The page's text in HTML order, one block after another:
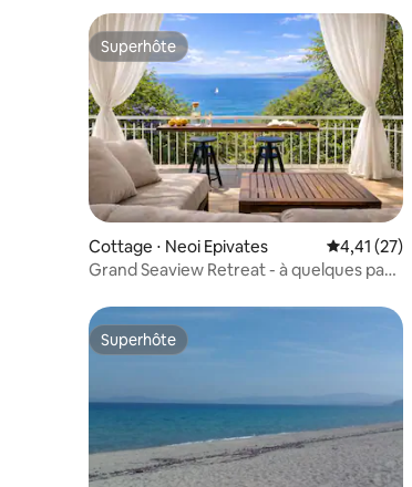
Superhôte
Superhôte
Cottage ⋅ Neoi Epivates Évaluation
4,41 (27)
Grand Seaview Retreat - à quelques pas
Superhôte
Superhôte